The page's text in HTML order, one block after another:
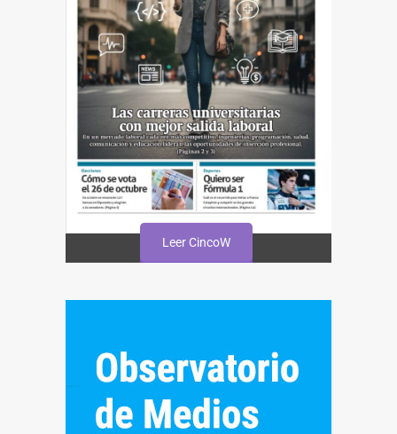
Leer CincoW